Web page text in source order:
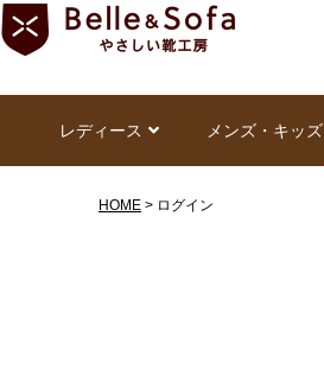
レディース メンズ・キッズ
HOME ログイン